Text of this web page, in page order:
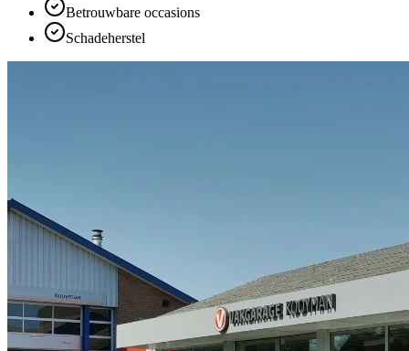
Betrouwbare occasions
Schadeherstel